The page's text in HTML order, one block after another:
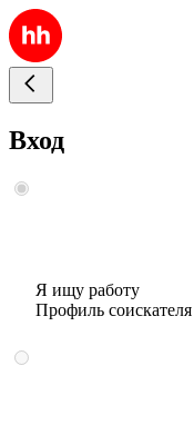
Вход
Я ищу работу
Профиль соискателя